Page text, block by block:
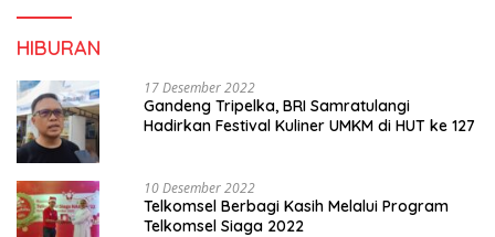
HIBURAN
17 Desember 2022
Gandeng Tripelka, BRI Samratulangi
Hadirkan Festival Kuliner UMKM di HUT ke 127
10 Desember 2022
Telkomsel Berbagi Kasih Melalui Program
Telkomsel Siaga 2022